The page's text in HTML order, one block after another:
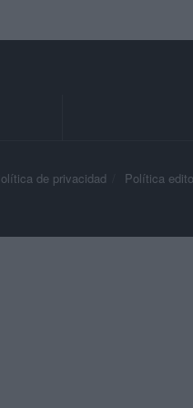
de privacidad Política